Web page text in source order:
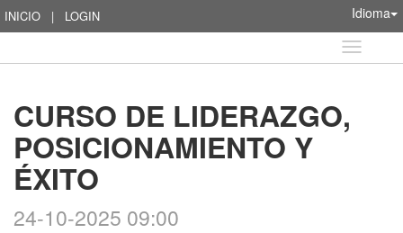
INICIO | LOGIN Idioma
Idioma
CURSO DE LIDERAZGO,
POSICIONAMIENTO Y
ÉXITO
24-10-2025 09:00